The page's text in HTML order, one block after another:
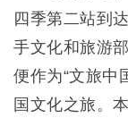
四季第二站到
手文化和旅游
便作为“文旅中
国文化之旅。